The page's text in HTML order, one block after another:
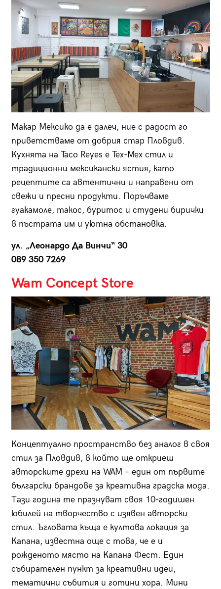
Макар Мексико да е далеч, ние с радост го
приветстваме от добрия стар Пловдив.
Кухнята на Taco Reyes е Tex-Mex стил и
традиционни мексикански ястия, като
рецептите са автентични и направени от
свежи и пресни продукти. Поръчваме
гуакамоле, такос, буритос и студени бирички
в пъстрата им и уютна обстановка.
ул. „Леонардо Да Винчи“ 30
089 350 7269
Wam Concept Store
Концептуално пространство без аналог в своя
стил за Пловдив, в който ще откриеш
авторските дрехи на WAM – един от първите
български брандове за креативна градска мода.
Тази година те празнуват своя 10-годишен
юбилей на творчество с изявен авторски
стил. Ъгловата къща е култова локация за
Капана, известна още с това, че е и
рожденото място на Капана Фест. Един
събирателен пункт за креативни идеи,
тематични събития и готини хора. Мини